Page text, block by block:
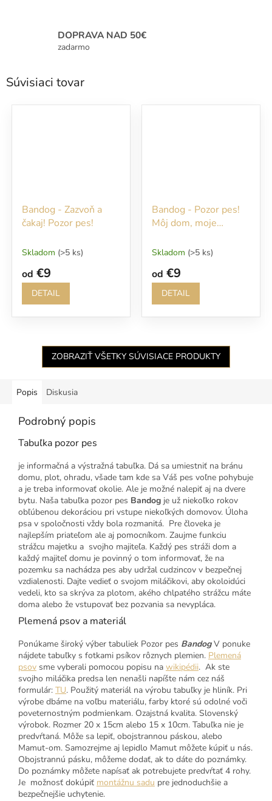
DOPRAVA NAD 50€
zadarmo
Súvisiaci tovar
Bandog - Zazvoň a
čakaj! Pozor pes!
Skladom (>5 ks)
od €9
DETAIL
Bandog - Pozor pes!
Môj dom, moje
Skladom (>5 ks)
od €9
DETAIL
ZOBRAZIŤ VŠETKY SÚVISIACE PRODUKTY
Popis Diskusia
Podrobný popis
Tabuľka pozor pes
je informačná a výstražná tabuľka. Dá sa umiestniť na bránu
domu, plot, ohradu, všade tam kde sa Váš pes voľne pohybuje
a je treba informovať okolie. Ale je možné nalepiť aj na dvere
bytu. Naša tabuľka pozor pes Bandog je už niekoľko rokov
obľúbenou dekoráciou pri vstupe niekoľkých domovov. Úloha
psa v spoločnosti vždy bola rozmanitá. Pre človeka je
najlepším priateľom ale aj pomocníkom. Zaujme funkciu
strážcu majetku a svojho majiteľa. Každý pes stráži dom a
každý majiteľ domu je povinný o tom informovať, že na
pozemku sa nachádza pes aby udržal cudzincov v bezpečnej
vzdialenosti. Dajte vedieť o svojom miláčikovi, aby okoloidúci
vedeli, kto sa skrýva za plotom, akého chlpatého strážcu máte
doma alebo že vstupovať bez pozvania sa nevypláca.
Plemená psov a materiál
Ponúkame široký výber tabuliek Pozor pes Bandog V ponuke
nájdete tabuľky s fotkami psíkov rôznych plemien. Plemená
psov sme vyberali pomocou popisu na wikipédii. Ak ste
svojho miláčika predsa len nenašli napíšte nám cez náš
formulár: TU. Použitý materiál na výrobu tabuľky je hliník. Pri
výrobe dbáme na voľbu materiálu, farby ktoré sú odolné voči
poveternostným podmienkam. Ozajstná kvalita. Slovenský
výrobok. Rozmer 20 x 15cm alebo 15 x 10cm. Tabuľka nie je
predvŕtaná. Môže sa lepiť, obojstrannou páskou, alebo
Mamut-om. Samozrejme aj lepidlo Mamut môžete kúpiť u nás.
Obojstrannú pásku, môžeme dodať, ak to dáte do poznámky.
Do poznámky môžete napísať ak potrebujete predvŕtať 4 rohy.
Je možnosť dokúpiť montážnu sadu pre jednoduchšie a
bezpečnejšie uchytenie.